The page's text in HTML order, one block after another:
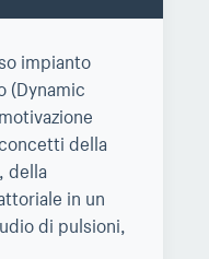
impianto
(Dynamic
della
della
in un
di pulsioni,